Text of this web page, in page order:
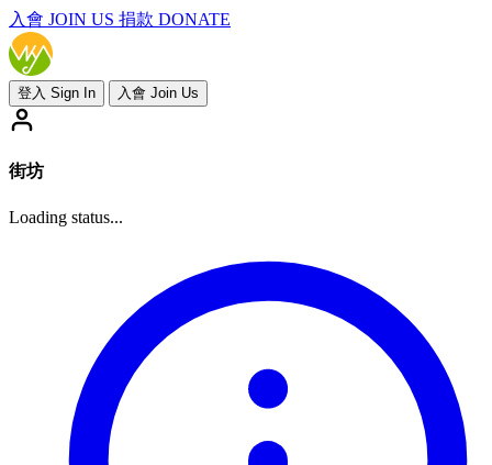
入會 JOIN US 捐款 DONATE
登入 Sign In 入會 Join Us
街坊
Loading status...